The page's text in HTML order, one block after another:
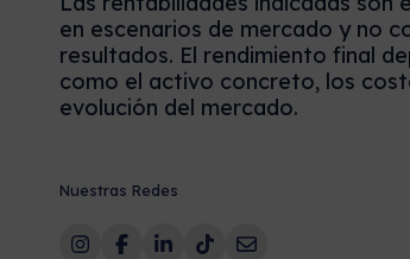
en escenarios de mercado y no
resultados. El rendimiento final
como el activo concreto, los
evolución del mercado.
Nuestras Redes